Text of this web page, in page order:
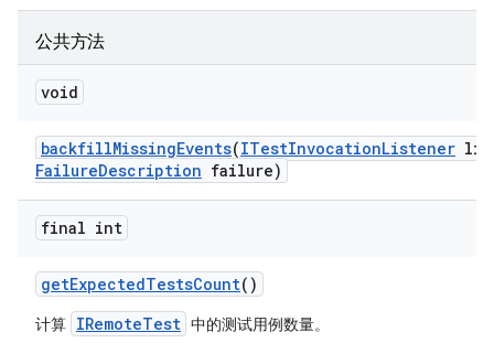
公共方法
void
backfillMissingEvents(ITestInvocationListener
FailureDescription failure)
final int
getExpectedTestsCount()
计算 IRemoteTest 中的测试用例数量。